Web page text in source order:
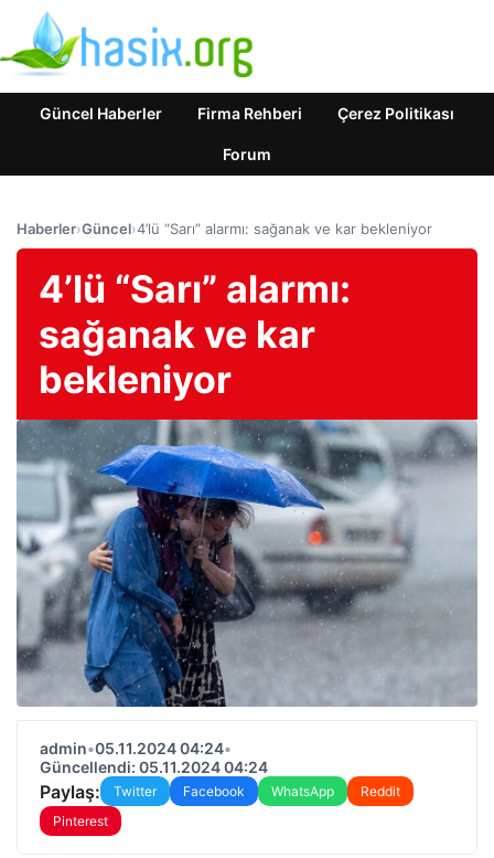
Güncel Haberler Firma Rehberi Çerez Politikası
Forum
Haberler›Güncel›4’lü “Sarı” alarmı: sağanak ve kar bekleniyor
4’lü “Sarı” alarmı:
sağanak ve kar
bekleniyor
admin•05.11.2024 04:24•
Güncellendi: 05.11.2024 04:24
Paylaş: Twitter Facebook WhatsApp
Reddit
Pinterest